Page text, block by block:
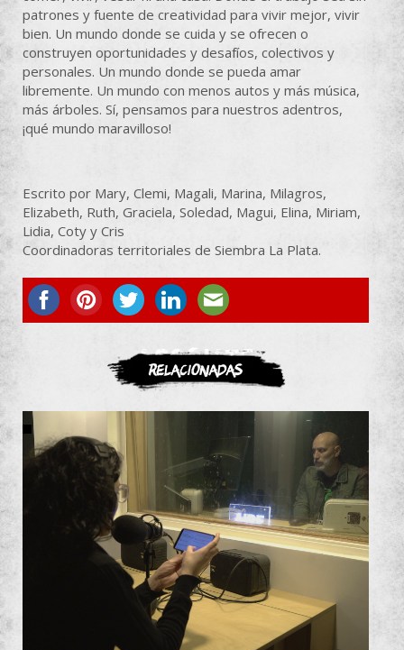
patrones y fuente de creatividad para vivir mejor, vivir
bien. Un mundo donde se cuida y se ofrecen o
construyen oportunidades y desafíos, colectivos y
personales. Un mundo donde se pueda amar
libremente. Un mundo con menos autos y más música,
más árboles. Sí, pensamos para nuestros adentros,
¡qué mundo maravilloso!
Escrito por Mary, Clemi, Magali, Marina, Milagros,
Elizabeth, Ruth, Graciela, Soledad, Magui, Elina, Miriam,
Lidia, Coty y Cris
Coordinadoras territoriales de Siembra La Plata.
ASOCIATE
Relacionadas